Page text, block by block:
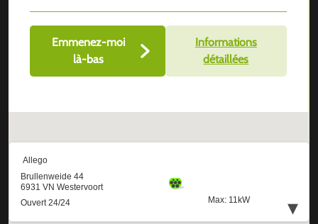
Emmenez-moi
là-bas
Informations
détaillées